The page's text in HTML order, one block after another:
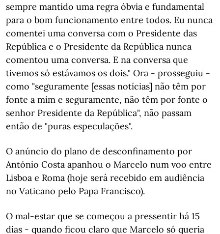
sempre mantido uma regra óbvia e fundamental
para o bom funcionamento entre todos. Eu nunca
comentei uma conversa com o Presidente das
República e o Presidente da República nunca
comentou uma conversa. E na conversa que
tivemos só estávamos os dois." Ora - prosseguiu -
como "seguramente [essas notícias] não têm por
fonte a mim e seguramente, não têm por fonte o
senhor Presidente da República", não passam
então de "puras especulações".
O anúncio do plano de desconfinamento por
António Costa apanhou o Marcelo num voo entre
Lisboa e Roma (hoje será recebido em audiência
no Vaticano pelo Papa Francisco).
O mal-estar que se começou a pressentir há 15
dias - quando ficou claro que Marcelo só queria